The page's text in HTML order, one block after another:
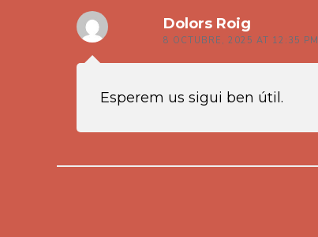
Dolors Roig
8 OCTUBRE, 2025 AT 12:35 PM
Esperem us sigui ben útil.